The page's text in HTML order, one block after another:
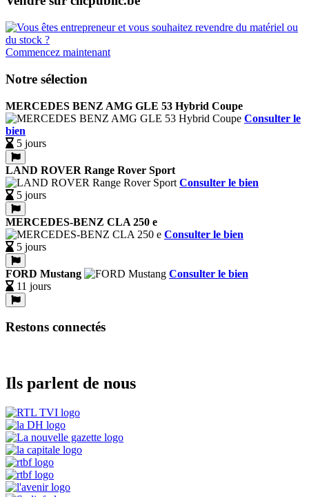
Commencez maintenant
Notre sélection
MERCEDES BENZ AMG GLE 53 Hybrid Coupe
Consulter le
bien
5 jours
LAND ROVER Range Rover Sport
Consulter le bien
5 jours
MERCEDES-BENZ CLA 250 e
Consulter le bien
5 jours
FORD Mustang
Consulter le bien
11 jours
Restons connectés
Ils parlent de nous